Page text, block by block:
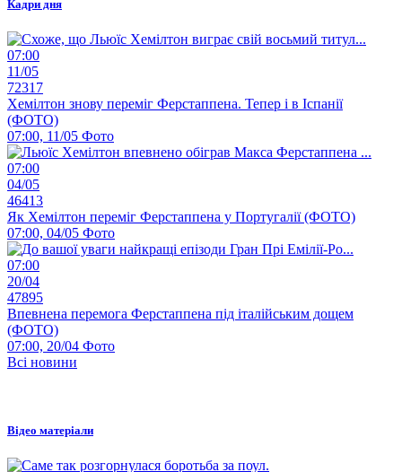
Кадри дня
07:00
11/05
72317
Хемілтон знову переміг Ферстаппена. Тепер і в Іспанії
(ФОТО)
07:00, 11/05 Фото
07:00
04/05
46413
Як Хемілтон переміг Ферстаппена у Португалії (ФОТО)
07:00, 04/05 Фото
07:00
20/04
47895
Впевнена перемога Ферстаппена під італійським дощем
(ФОТО)
07:00, 20/04 Фото
Всі новини
Відео матеріали